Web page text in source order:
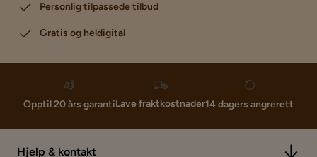
Personlig tilpassede tilbud
Gratis og heldigital
Opptil 20 års garantiLave fraktkostnader14 dagers angrerett
Hjelp & kontakt